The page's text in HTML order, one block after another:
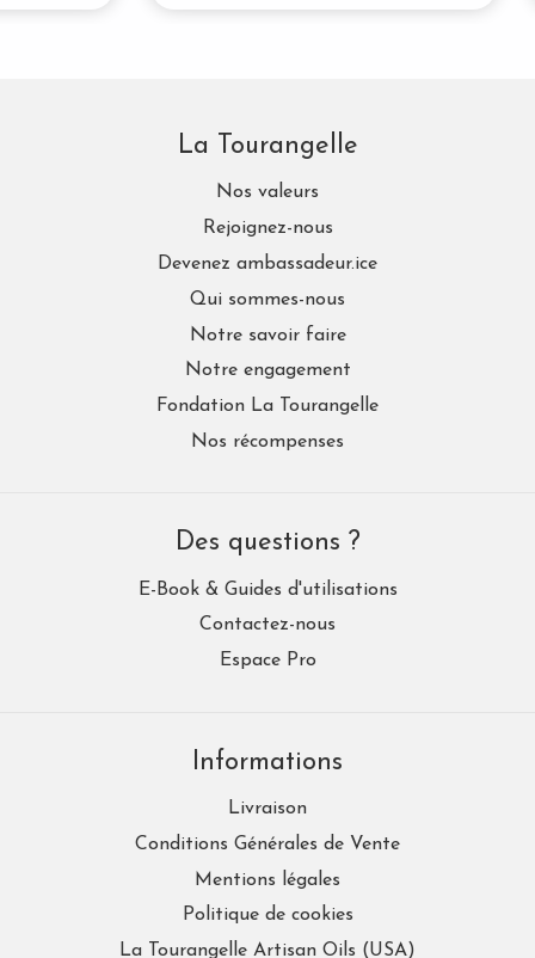
La Tourangelle
Nos valeurs
Rejoignez-nous
Devenez ambassadeur.ice
Qui sommes-nous
Notre savoir faire
Notre engagement
Fondation La Tourangelle
Nos récompenses
Des questions ?
E-Book & Guides d'utilisations
Contactez-nous
Espace Pro
Informations
Livraison
Conditions Générales de Vente
Mentions légales
Politique de cookies
La Tourangelle Artisan Oils (USA)